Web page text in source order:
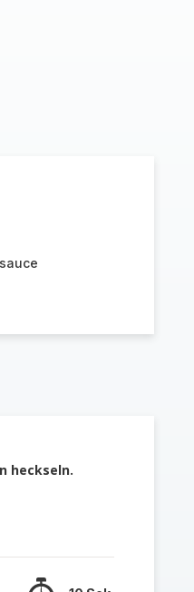
heckseln.